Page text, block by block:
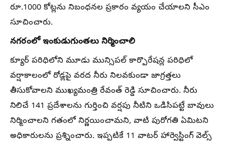
రూ.1000 కోట్లను నిబంధనల ప్రకారం వ్యయం చేయాలని సీఎం
సూచించారు.
నగరంలో ఇంకుడుగుంతలు నిర్మించాలి
క్యూర్ పరిధిలోని మూడు మున్సిపల్ కార్పొరేషన్ల పరిధిలో
వర్షాకాలంలో రోడ్లపై వరద నీరు నిలవకుండా జాగ్రత్తలు
తీసుకోవాలని ముఖ్యమంత్రి రేవంత్ రెడ్డి సూచించారు. నీరు
నిలిచే 141 ప్రదేశాలను గుర్తించి వర్షపు నీటిని ఒడిసిపట్టే బావులు
నిర్మించాలని గతంలో నిర్ణయించామని, వాటి పురోగతి ఏమిటని
అధికారులను ప్రశ్నించారు. ఇప్పటికే 11 వాటర్ హార్వెస్టింగ్ వెల్స్